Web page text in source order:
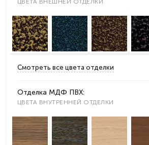
Смотреть все цвета отделки
Отделка МДФ ПВХ:
ЦВЕТА ВНУТРЕННЕЙ ОТДЕЛКИ